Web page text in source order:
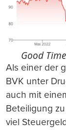
Good
Als einer der
BVK unter
auch mit
Beteiligung
viel